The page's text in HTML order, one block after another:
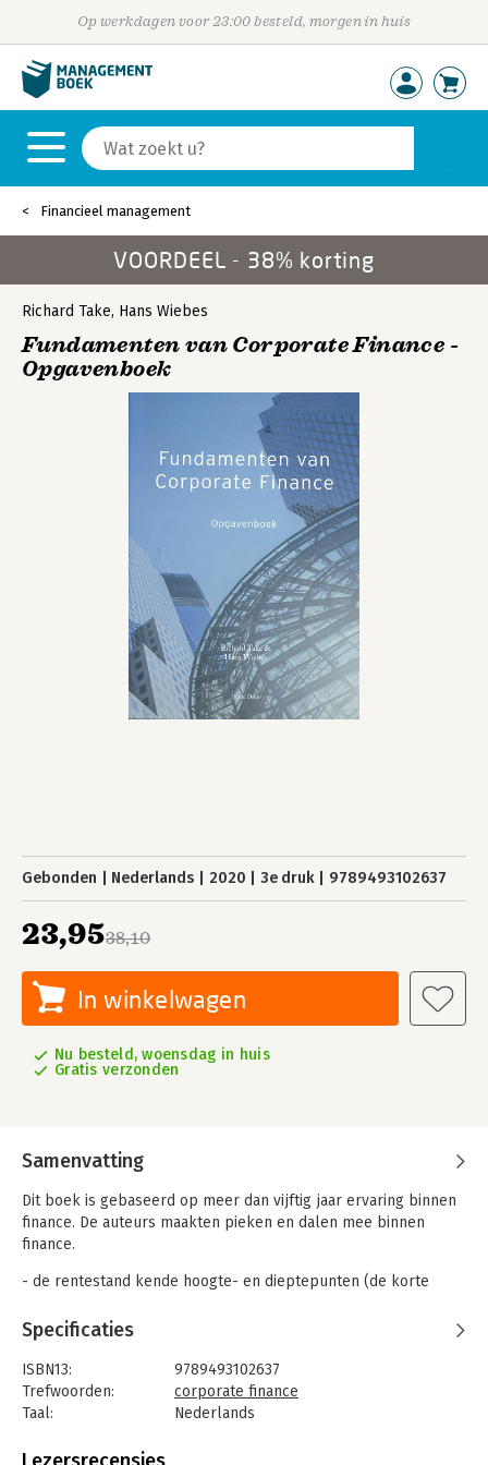
Op werkdagen voor 23:00 besteld, morgen in huis
Financieel management
VOORDEEL - 38% korting
Richard Take, Hans Wiebes
Fundamenten van Corporate Finance -
Opgavenboek
Gebonden Nederlands 2020 3e druk 9789493102637
38,10
23,95
In winkelwagen
Nu besteld, woensdag in huis
Gratis verzonden
Samenvatting
Dit boek is gebaseerd op meer dan vijftig jaar ervaring binnen
finance. De auteurs maakten pieken en dalen mee binnen
finance.
- de rentestand kende hoogte- en dieptepunten (de korte
is de rente vrijwel 0%);
- valutakoersen schommelden hevig ten opzichte van elkaar
o.a. door de Brexit;
- er werd binnen Nederland en grote delen van Europa een
nieuwe munt ingevoerd;
(1987, 1993, 2001, 2008);
Specificaties
ISBN13:
9789493102637
Trefwoorden:
corporate finance
Taal:
Nederlands
Aantal pagina's: